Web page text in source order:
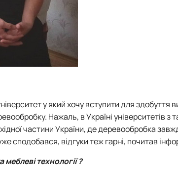
у який хочу вступити для здобуття
Нажаль, в Україні університетів
частини України, де деревообробка
сподобався, відгуки теж гарні, почитав
технології ?